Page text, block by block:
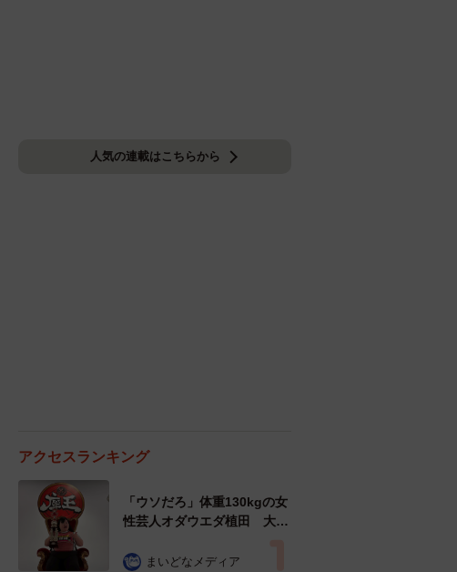
人気の連載はこちらから
アクセスランキング
「ウソだろ」体重130kgの女
性芸人オダウエダ植田 大学
で」 まいどなメディア